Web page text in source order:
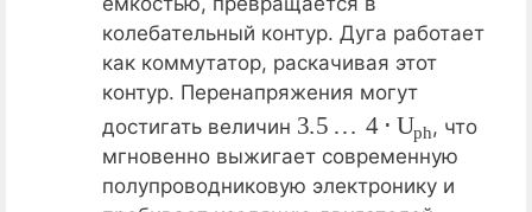
колебательный контур. Дуга работает
как коммутатор, раскачивая этот
контур. Перенапряжения могут
достигать величин
3.5 ⋅ ph
, что
мгновенно выжигает современную
полупроводниковую электронику и